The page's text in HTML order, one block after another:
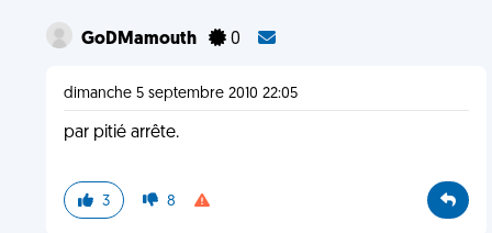
GoDMamouth 0
dimanche 5 septembre 2010 22:05
par pitié arrête.
3 8